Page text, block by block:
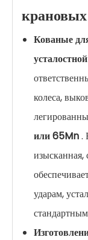
Кованые
колеса,
или 65Mn.
изысканная,
ударам,